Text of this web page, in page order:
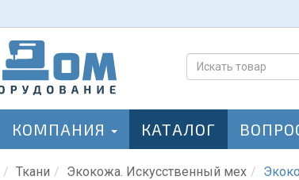
КОМПАНИЯ КАТАЛОГ
Ткани Экокожа. Искусственный мех